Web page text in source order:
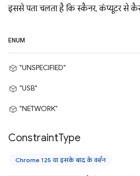
इससे पता चलता है कि स्कैनर, कंप्यूटर से
ENUM
"UNSPECIFIED"
"USB"
"NETWORK"
ConstraintType
Chrome 125 या इसके बाद के वर्शन